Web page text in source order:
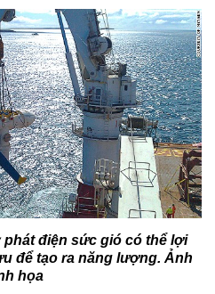
điện sức gió có thể lợi
để tạo ra năng lượng. Ảnh
họa